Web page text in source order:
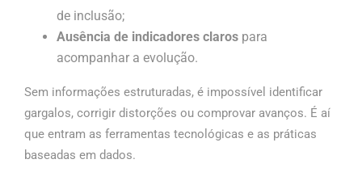
de inclusão;
Ausência de indicadores claros para
acompanhar a evolução.
Sem informações estruturadas, é impossível identificar
gargalos, corrigir distorções ou comprovar avanços. É aí
que entram as ferramentas tecnológicas e as práticas
baseadas em dados.